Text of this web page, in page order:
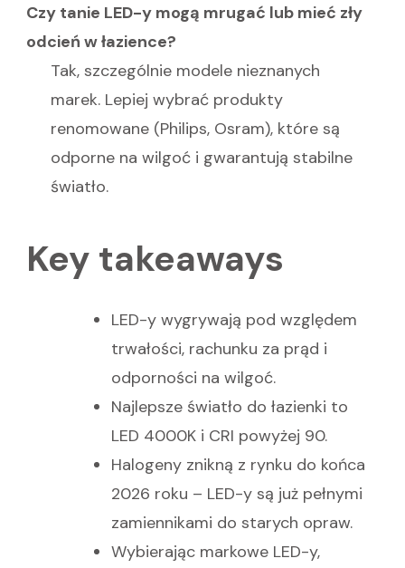
Czy tanie LED-y mogą mrugać lub mieć zły
odcień w łazience?
Tak, szczególnie modele nieznanych
marek. Lepiej wybrać produkty
renomowane (Philips, Osram), które są
odporne na wilgoć i gwarantują stabilne
światło.
Key takeaways
LED-y wygrywają pod względem
trwałości, rachunku za prąd i
odporności na wilgoć.
Najlepsze światło do łazienki to
LED 4000K i CRI powyżej 90.
Halogeny znikną z rynku do końca
2026 roku – LED-y są już pełnymi
zamiennikami do starych opraw.
Wybierając markowe LED-y,